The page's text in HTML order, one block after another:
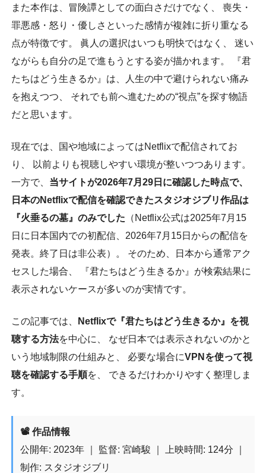
また本作は、冒険譚としての面白さだけでなく、 喪失・
罪悪感・怒り・優しさといった感情が複雑に折り重なる
点が特徴です。 眞人の選択はいつも明快ではなく、 迷い
ながらも自分の足で進もうとする姿が描かれます。 『君
たちはどう生きるか』は、人生の中で避けられない痛み
を抱えつつ、 それでも前へ進むための“視点”を探す物語
だと思います。
現在では、国や地域によってはNetflixで配信されてお
り、 以前よりも視聴しやすい環境が整いつつあります。
一方で、 当サイトが2026年7月29日に確認した時点で、
日本のNetflixで配信を確認できたスタジオジブリ作品は
『火垂るの墓』のみでした （Netflix公式は2025年7月15
日に日本国内での初配信、2026年7月15日からの配信を
発表。終了日は非公表）。 そのため、日本から通常アク
セスした場合、 『君たちはどう生きるか』が検索結果に
表示されないケースが多いのが実情です。
この記事では、
Netflixで『君たちはどう生きるか』を視
聴する方法を中心に、 なぜ日本では表示されないのかと
いう地域制限の仕組みと、 必要な場合にVPNを使って視
聴を確認する手順を、 できるだけわかりやすく整理しま
す。
📽️ 作品情報
公開年: 2023年 ｜ 監督: 宮崎駿 ｜ 上映時間: 124分 ｜
制作: スタジオジブリ